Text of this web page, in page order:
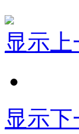
显示
显示